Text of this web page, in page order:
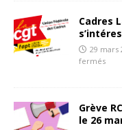
Cadres
29 mars
fermés
Grève
le 26